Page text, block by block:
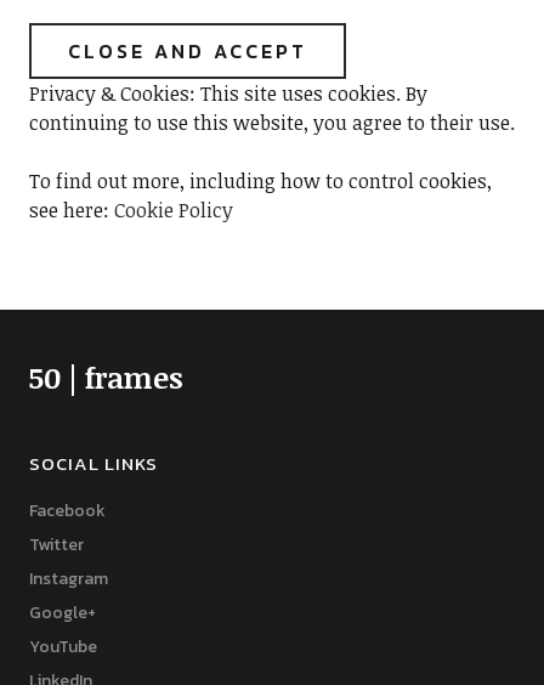
Privacy & Cookies: This site uses cookies. By
continuing to use this website, you agree to their use.
To find out more, including how to control cookies,
see here: Cookie Policy
50 | frames
SOCIAL LINKS
Facebook
Twitter
Instagram
Google+
YouTube